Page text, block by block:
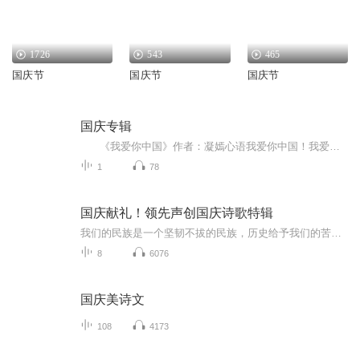
1726
国庆节
543
国庆节
465
国庆节
国庆专辑
1 78
国庆献礼！领先声创国庆诗歌特辑
8 6076
国庆美诗文
108 4173